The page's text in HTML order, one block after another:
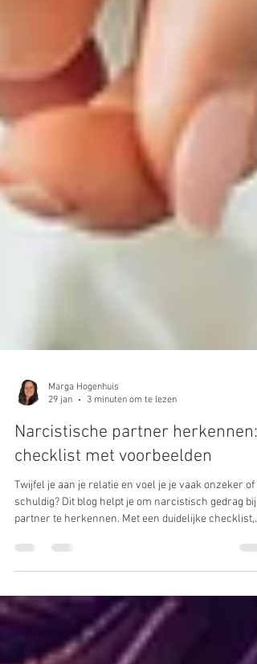
Marga Hogenhuis
3 minuten om te lezen
Narcistische partner herkennen:
checklist met voorbeelden
Twijfel je aan je relatie en voel je je vaak onzeker of
schuldig? Dit blog helpt je om narcistisch gedrag bij
narcisme. Ontdek hoe je jezelf kunt beschermen en
weer in je kracht komt te staan. Voor vrouwen die
patronen willen doorbreken en op zoek zijn naar
helderheid, zelfliefde en herstel.